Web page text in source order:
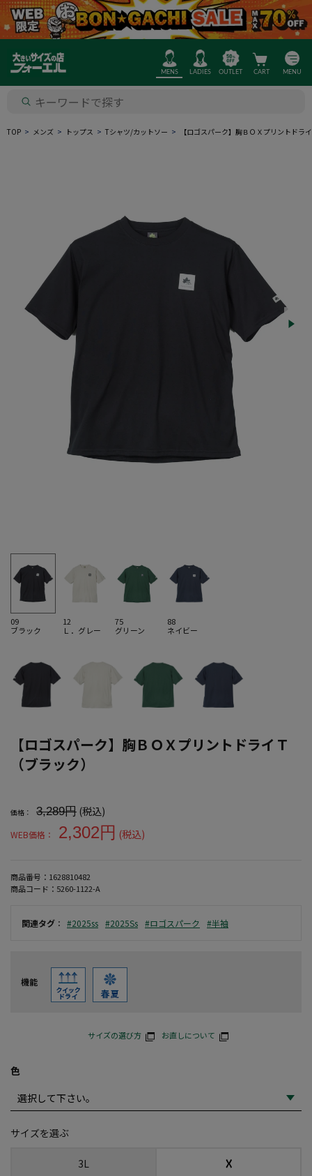
MENS LADIES OUTLET CART MENU
TOP メンズ トップス Tシャツ/カットソー 【ロゴスパーク】胸ＢＯＸプリントドラ
09
ブラック
12
Ｌ．グレー
75
グリーン
88
ネイビー
【ロゴスパーク】胸ＢＯＸプリントドライＴ
（ブラック）
価格： 3,289円 (税込)
WEB価格： 2,302円 (税込)
商品番号： 1628810482
商品コード： 5260-1122-A
関連タグ ： #2025ss #2025Ss #ロゴスパーク #半袖
機能
サイズの選び方 お直しについて
色
サイズを選ぶ
3L ☓